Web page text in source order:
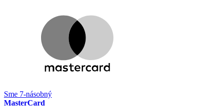
Sme 7-násobný
MasterCard